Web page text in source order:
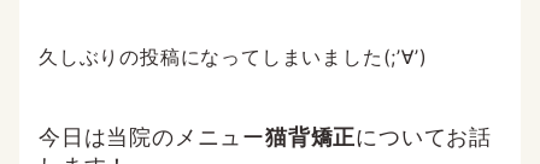
久しぶりの投稿になってしまいました(;’∀’)
今日は当院のメニュー猫背矯正についてお話